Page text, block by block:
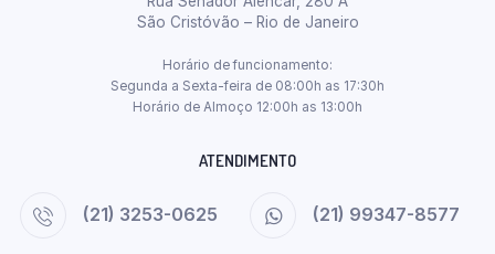
São Cristóvão – Rio de Janeiro
Horário de funcionamento:
Segunda a Sexta-feira de 08:00h as 17:30h
Horário de Almoço 12:00h as 13:00h
ATENDIMENTO
(21) 3253-0625 (21) 99347-8577